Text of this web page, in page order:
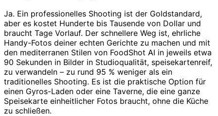
Ja. Ein professionelles Shooting ist der Goldstandard,
aber es kostet Hunderte bis Tausende von Dollar und
braucht Tage Vorlauf. Der schnellere Weg ist, ehrliche
Handy-Fotos deiner echten Gerichte zu machen und mit
den mediterranen Stilen von FoodShot AI in jeweils etwa
90 Sekunden in Bilder in Studioqualität, speisekartenreif,
zu verwandeln – zu rund 95 % weniger als ein
traditionelles Shooting. Es ist die praktische Option für
einen Gyros-Laden oder eine Taverne, die eine ganze
Speisekarte einheitlicher Fotos braucht, ohne die Küche
zu schließen.